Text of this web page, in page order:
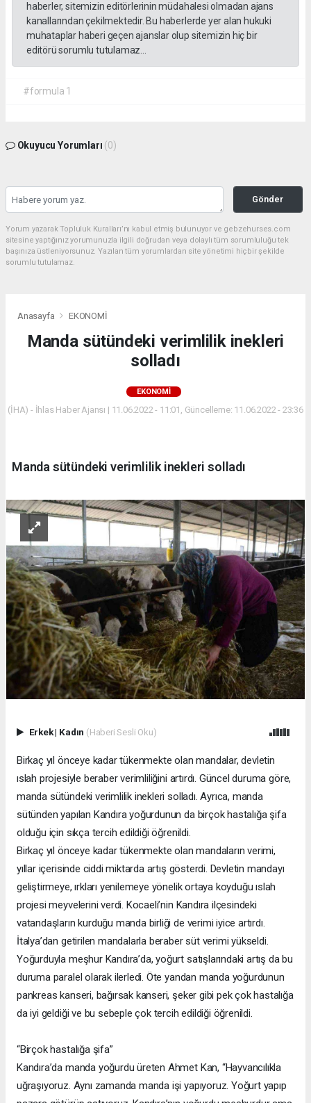
haberler, sitemizin editörlerinin müdahalesi olmadan ajans
kanallarından çekilmektedir. Bu haberlerde yer alan hukuki
muhataplar haberi geçen ajanslar olup sitemizin hiç bir
editörü sorumlu tutulamaz...
#formula 1
Okuyucu Yorumları (0)
Gönder
Yorum yazarak Topluluk Kuralları’nı kabul etmiş bulunuyor ve gebzehurses.com
sitesine yaptığınız yorumunuzla ilgili doğrudan veya dolaylı tüm sorumluluğu tek
başınıza üstleniyorsunuz. Yazılan tüm yorumlardan site yönetimi hiçbir şekilde
sorumlu tutulamaz.
Anasayfa EKONOMİ
Manda sütündeki verimlilik inekleri
solladı
EKONOMİ
(İHA) - İhlas Haber Ajansı | 11.06.2022 - 11:01, Güncelleme: 11.06.2022 - 23:36
Manda sütündeki verimlilik inekleri solladı
Erkek| Kadın (Haberi Sesli Oku)
Birkaç yıl önceye kadar tükenmekte olan mandalar, devletin
ıslah projesiyle beraber verimliliğini artırdı. Güncel duruma göre,
manda sütündeki verimlilik inekleri solladı. Ayrıca, manda
sütünden yapılan Kandıra yoğurdunun da birçok hastalığa şifa
olduğu için sıkça tercih edildiği öğrenildi.
Birkaç yıl önceye kadar tükenmekte olan mandaların verimi,
yıllar içerisinde ciddi miktarda artış gösterdi. Devletin mandayı
geliştirmeye, ırkları yenilemeye yönelik ortaya koyduğu ıslah
projesi meyvelerini verdi. Kocaeli’nin Kandıra ilçesindeki
vatandaşların kurduğu manda birliği de verimi iyice artırdı.
İtalya’dan getirilen mandalarla beraber süt verimi yükseldi.
Yoğurduyla meşhur Kandıra’da, yoğurt satışlarındaki artış da bu
duruma paralel olarak ilerledi. Öte yandan manda yoğurdunun
pankreas kanseri, bağırsak kanseri, şeker gibi pek çok hastalığa
da iyi geldiği ve bu sebeple çok tercih edildiği öğrenildi.
“Birçok hastalığa şifa”
Kandıra’da manda yoğurdu üreten Ahmet Kan, “Hayvancılıkla
uğraşıyoruz. Aynı zamanda manda işi yapıyoruz. Yoğurt yapıp